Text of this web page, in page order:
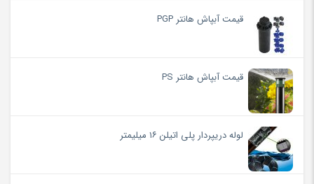
قیمت آبپاش هانتر PGP
قیمت آبپاش هانتر PS
لوله دریپردار پلی اتیلن ۱۶ میلیمتر